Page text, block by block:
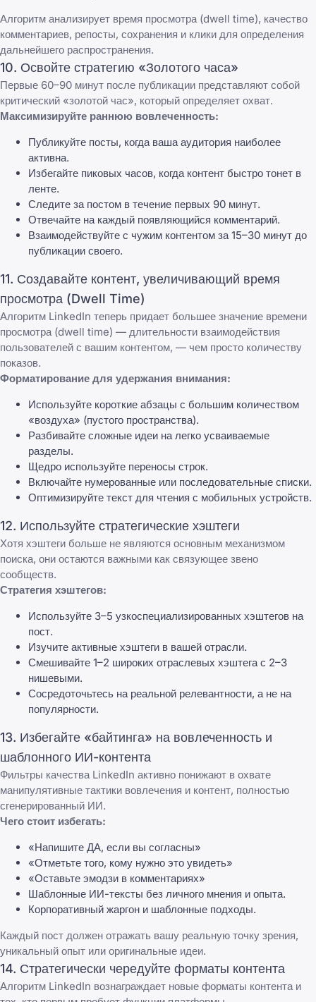
Алгоритм анализирует время просмотра (dwell time), качество
комментариев, репосты, сохранения и клики для определения
дальнейшего распространения.
10. Освойте стратегию «Золотого часа»
Первые 60–90 минут после публикации представляют собой
критический «золотой час», который определяет охват.
Максимизируйте раннюю вовлеченность:
Публикуйте посты, когда ваша аудитория наиболее
активна.
Избегайте пиковых часов, когда контент быстро тонет в
ленте.
Следите за постом в течение первых 90 минут.
Отвечайте на каждый появляющийся комментарий.
Взаимодействуйте с чужим контентом за 15–30 минут до
публикации своего.
11. Создавайте контент, увеличивающий время
просмотра (Dwell Time)
Алгоритм LinkedIn теперь придает большее значение времени
просмотра (dwell time) — длительности взаимодействия
пользователей с вашим контентом, — чем просто количеству
показов.
Форматирование для удержания внимания:
Используйте короткие абзацы с большим количеством
«воздуха» (пустого пространства).
Разбивайте сложные идеи на легко усваиваемые
разделы.
Щедро используйте переносы строк.
Включайте нумерованные или последовательные списки.
Оптимизируйте текст для чтения с мобильных устройств.
12. Используйте стратегические хэштеги
Хотя хэштеги больше не являются основным механизмом
поиска, они остаются важными как связующее звено
сообществ.
Стратегия хэштегов:
Используйте 3–5 узкоспециализированных хэштегов на
пост.
Изучите активные хэштеги в вашей отрасли.
Смешивайте 1–2 широких отраслевых хэштега с 2–3
нишевыми.
Сосредоточьтесь на реальной релевантности, а не на
популярности.
13. Избегайте «байтинга» на вовлеченность и
шаблонного ИИ-контента
Фильтры качества LinkedIn активно понижают в охвате
манипулятивные тактики вовлечения и контент, полностью
сгенерированный ИИ.
Чего стоит избегать:
«Напишите ДА, если вы согласны»
«Отметьте того, кому нужно это увидеть»
«Оставьте эмодзи в комментариях»
Шаблонные ИИ-тексты без личного мнения и опыта.
Корпоративный жаргон и шаблонные подходы.
Каждый пост должен отражать вашу реальную точку зрения,
уникальный опыт или оригинальные идеи.
14. Стратегически чередуйте форматы контента
Алгоритм LinkedIn вознаграждает новые форматы контента и